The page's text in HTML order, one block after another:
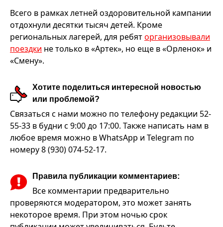
Всего в рамках летней оздоровительной кампании
отдохнули десятки тысяч детей. Кроме
региональных лагерей, для ребяторганизовывали
поездки не только в «Артек», но еще в «Орленок» и
«Смену».
Хотите поделиться интересной новостью
или проблемой?
Связаться с нами можно по телефону редакции 52-
55-33 в будни с 9:00 до 17:00. Также написать нам в
любое время можно в WhatsApp и Telegram по
номеру 8 (930) 074-52-17.
Правила публикации комментариев:
Все комментарии предварительно
проверяются модератором, это может занять
некоторое время. При этом ночью срок